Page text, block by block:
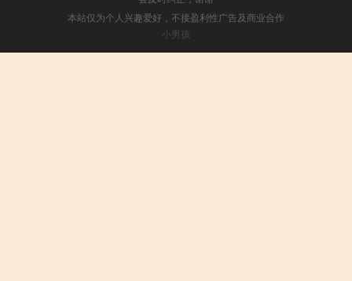
本站仅为个人兴趣爱好，不接盈利性广告及商业合作
小男孩